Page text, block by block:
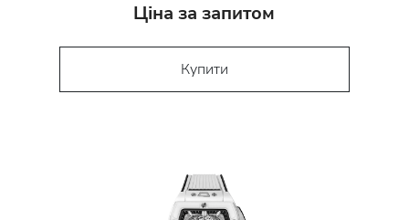
Ціна за запитом
Купити